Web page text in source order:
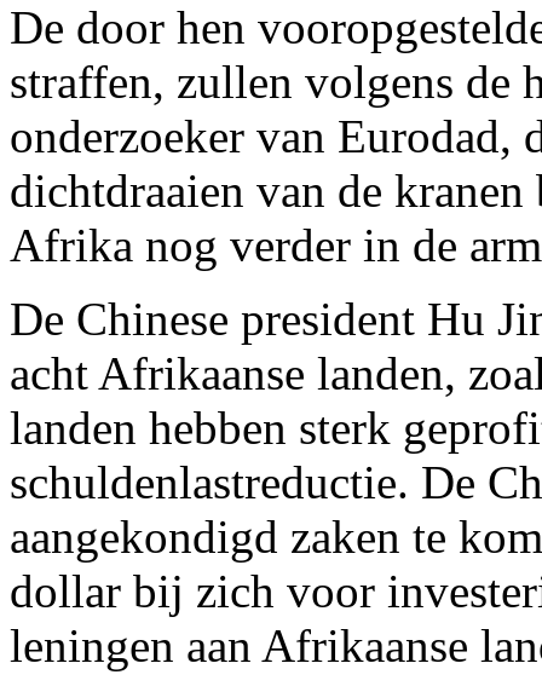
De door hen
straffen, zullen volgens de
onderzoeker van Eurodad,
dichtdraaien van de
Afrika nog verder in de
De Chinese president Hu
acht Afrikaanse landen,
landen hebben sterk
schuldenlastreductie. De
aangekondigd zaken te
dollar bij zich voor
leningen aan Afrikaanse